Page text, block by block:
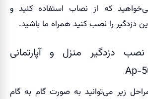
که از نصاب استفاده کنید و
دزدگیر را نصب کنید همراه ما باشید.
دزدگیر منزل و آپارتمانی
زیر می‌توانید به صورت گام به گام